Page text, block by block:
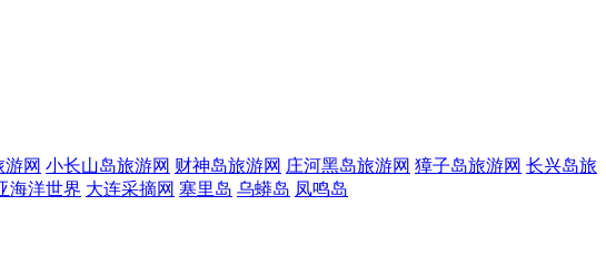
网 小长山岛旅游网 财神岛旅游网 庄河黑岛旅游网 獐子岛旅游网 长兴岛旅
海洋世界 大连采摘网 塞里岛 乌蟒岛 凤鸣岛